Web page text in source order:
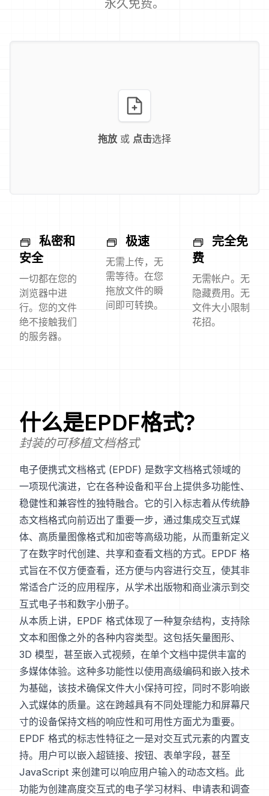
永久免费。
拖放 或 点击选择
私密和
安全
一切都在您的
浏览器中进
行。您的文件
绝不接触我们
的服务器。
极速
无需上传，无
需等待。在您
拖放文件的瞬
间即可转换。
完全免
费
无需帐户。无
隐藏费用。无
文件大小限制
花招。
什么是EPDF格式?
封装的可移植文档格式
电子便携式文档格式 (EPDF) 是数字文档格式领域的
一项现代演进，它在各种设备和平台上提供多功能性、
稳健性和兼容性的独特融合。它的引入标志着从传统静
态文档格式向前迈出了重要一步，通过集成交互式媒
体、高质量图像格式和加密等高级功能，从而重新定义
了在数字时代创建、共享和查看文档的方式。EPDF 格
式旨在不仅方便查看，还方便与内容进行交互，使其非
常适合广泛的应用程序，从学术出版物和商业演示到交
互式电子书和数字小册子。
从本质上讲，EPDF 格式体现了一种复杂结构，支持除
文本和图像之外的各种内容类型。这包括矢量图形、
3D 模型，甚至嵌入式视频，在单个文档中提供丰富的
多媒体体验。这种多功能性以使用高级编码和嵌入技术
为基础，该技术确保文件大小保持可控，同时不影响嵌
入式媒体的质量。这在跨越具有不同处理能力和屏幕尺
寸的设备保持文档的响应性和可用性方面尤为重要。
EPDF 格式的标志性特征之一是对交互式元素的内置支
持。用户可以嵌入超链接、按钮、表单字段，甚至
JavaScript 来创建可以响应用户输入的动态文档。此
功能为创建高度交互式的电子学习材料、申请表和调查